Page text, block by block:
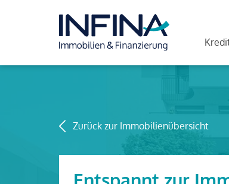
Zurück zur Immobilienübersicht